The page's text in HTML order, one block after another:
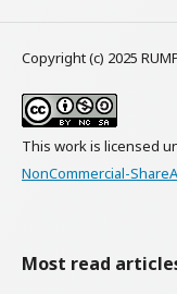
Copyright (c) 2025
This work is licensed
NonCommercial-
Most read